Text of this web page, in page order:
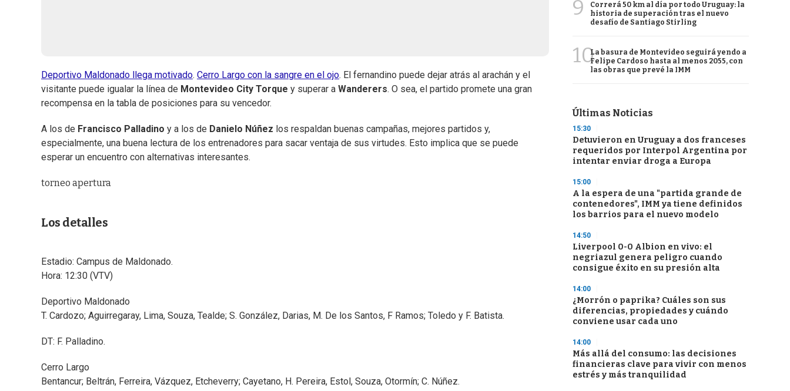
Deportivo Maldonado llega motivado. Cerro Largo con la sangre en el ojo. El fernandino puede dejar atrás al arachán y el
visitante puede igualar la línea de Montevideo City Torque y superar a Wanderers. O sea, el partido promete una gran
recompensa en la tabla de posiciones para su vencedor.
A los de Francisco Palladino y a los de Danielo Núñez los respaldan buenas campañas, mejores partidos y,
especialmente, una buena lectura de los entrenadores para sacar ventaja de sus virtudes. Esto implica que se puede
esperar un encuentro con alternativas interesantes.
torneo apertura
Los detalles
Estadio: Campus de Maldonado.
Hora: 12:30 (VTV)
Deportivo Maldonado
T. Cardozo; Aguirregaray, Lima, Souza, Tealde; S. González, Darias, M. De los Santos, F Ramos; Toledo y F. Batista.
DT: F. Palladino.
Cerro Largo
Bentancur; Beltrán, Ferreira, Vázquez, Etcheverry; Cayetano, H. Pereira, Estol, Souza, Otormín; C. Núñez.
9
Correrá 50 km al día por todo Uruguay: la
historia de superación tras el nuevo
desafío de Santiago Stirling
10La basura de Montevideo seguirá yendo a
Felipe Cardoso hasta al menos 2055, con
las obras que prevé la IMM
Últimas Noticias
15:30
Detuvieron en Uruguay a dos franceses
requeridos por Interpol Argentina por
intentar enviar droga a Europa
15:00
A la espera de una "partida grande de
contenedores", IMM ya tiene definidos
los barrios para el nuevo modelo
14:50
Liverpool 0-0 Albion en vivo: el
negriazul genera peligro cuando
consigue éxito en su presión alta
14:00
¿Morrón o paprika? Cuáles son sus
diferencias, propiedades y cuándo
conviene usar cada uno
14:00
Más allá del consumo: las decisiones
financieras clave para vivir con menos
estrés y más tranquilidad